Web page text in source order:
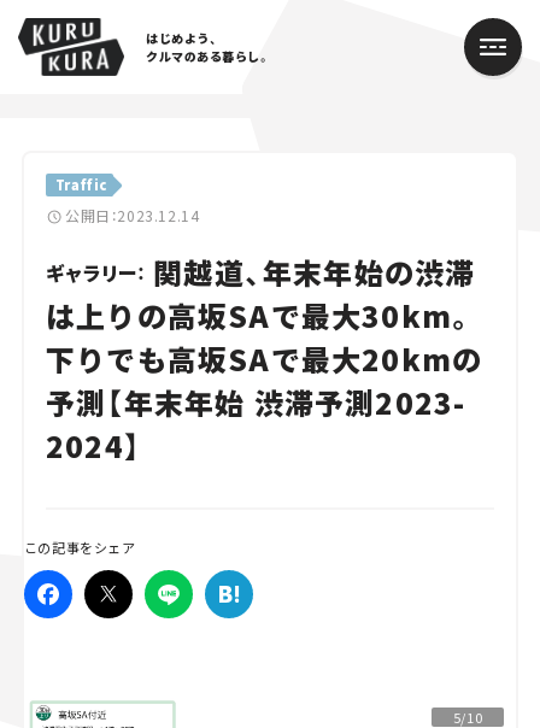
はじめよう、
クルマのある暮らし。
Traffic
公開日：2023.12.14
ギャラリー： 関越道、年末年始の渋滞
は上りの高坂SAで最大30km。
下りでも高坂SAで最大20kmの
予測【年末年始 渋滞予測2023-
2024】
この記事をシェア
5/10
Cars
Lifestyle
Traffic
Special
Series
スズキ ジムニー｜Suzuki Jimny
マツダ｜Mazda
マツダ ロードスター｜Mazda Roadster